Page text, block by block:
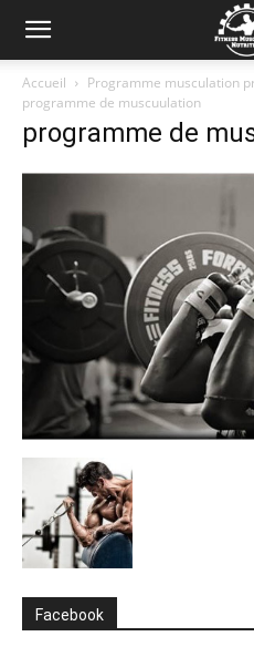
Accueil
Programme musculation
programme de muscuulation
programme de
Facebook